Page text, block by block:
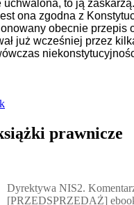
uchwalona, to ją
ona zgodna z
obecnie przepis
już wcześniej przez
prawnicze
Dyrektywa NIS2.
[PRZEDSPRZEDAŻ]